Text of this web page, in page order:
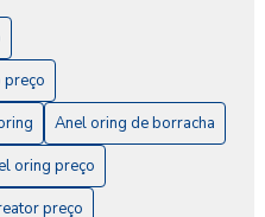
O Guia Completo
Ideal para
Escolher e Aplicar
preço
Anel oring de borracha
oring preço
preço